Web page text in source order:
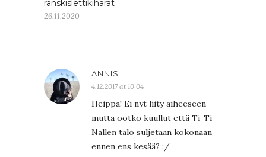
ranskislettikiharat
26.11.2020
ANNIS
4.12.2017 at 10:04
Heippa! Ei nyt liity aiheeseen
mutta ootko kuullut että Ti-Ti
Nallen talo suljetaan kokonaan
ennen ens kesää? :/